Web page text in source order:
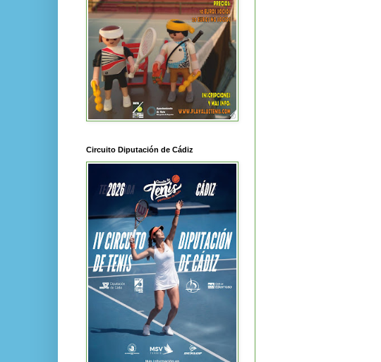
Circuito Diputación de Cádiz